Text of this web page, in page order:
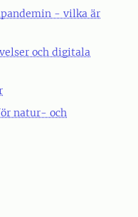
- vilka är
och digitala
natur- och